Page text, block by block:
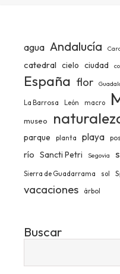
agua Andalucía
catedral cielo ciudad
España flor
La Barrosa León macro
museo
parque planta playa
río Sancti Petri Segovia
Sierra de Guadarrama sol
vacaciones árbol
Buscar